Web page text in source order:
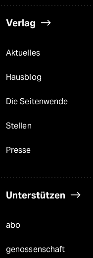
Verlag
Aktuelles
Hausblog
Die Seitenwende
Stellen
Presse
Unterstützen
abo
genossenschaft